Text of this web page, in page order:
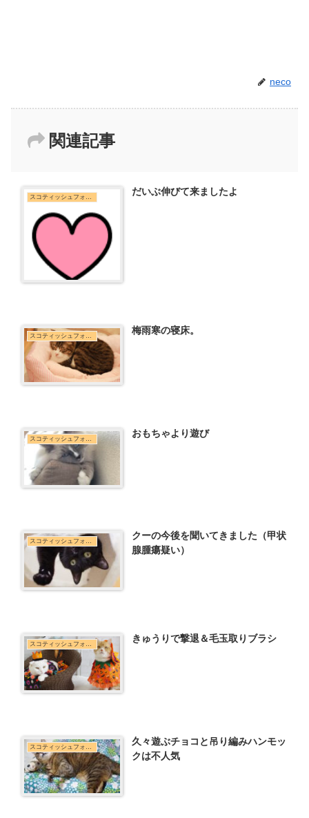
neco
関連記事
スコティッシュフォールド だいぶ伸びて来ましたよ
スコティッシュフォールド 梅雨寒の寝床。
おもちゃより遊び
スコティッシュフォールド
クーの今後を聞いてきました（甲状
腺腫瘍疑い）
きゅうりで撃退＆毛玉取りブラシ
久々遊ぶチョコと吊り編みハンモッ
クは不人気